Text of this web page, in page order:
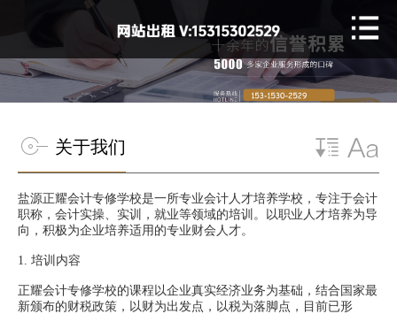
关于我们
盐源正耀会计专修学校是一所专业会计人才培养学校，专注于会计
职称，会计实操、实训，就业等领域的培训。以职业人才培养为导
向，积极为企业培养适用的专业财会人才。
1. 培训内容
正耀会计专修学校的课程以企业真实经济业务为基础，结合国家最
新颁布的财税政策，以财为出发点，以税为落脚点，目前已形